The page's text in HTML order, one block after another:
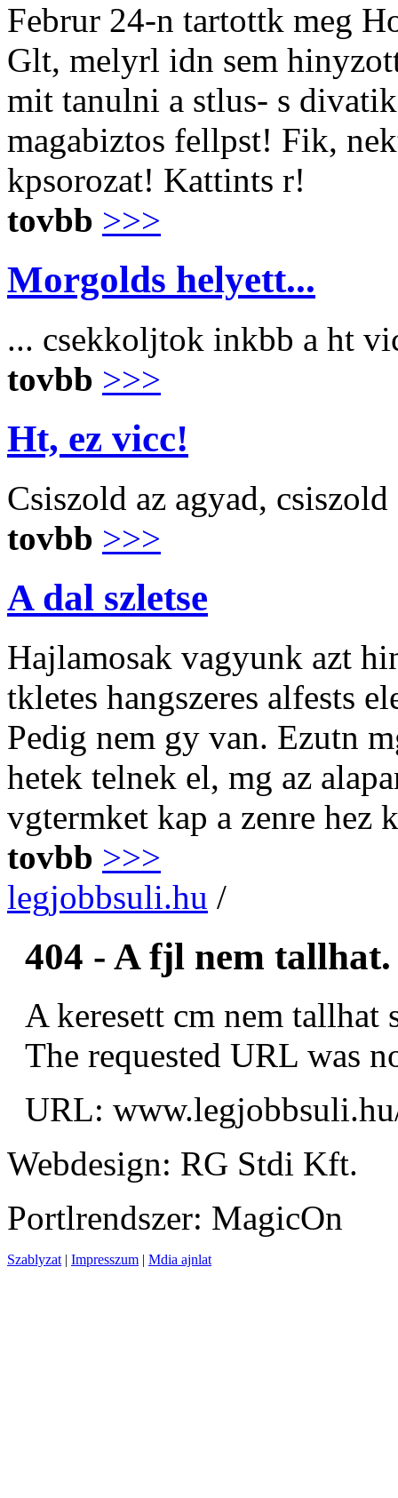
Februr 24-n tartottk meg
Glt, melyrl idn sem
mit tanulni a stlus- s
magabiztos fellpst! Fik,
kpsorozat! Kattints r!
tovbb >>>
Morgolds helyett...
... csekkoljtok inkbb a ht
tovbb >>>
Ht, ez vicc!
Csiszold az agyad,
tovbb >>>
A dal szletse
Hajlamosak vagyunk azt
tkletes hangszeres alfests
Pedig nem gy van. Ezutn
hetek telnek el, mg az
vgtermket kap a zenre hez
tovbb >>>
legjobbsuli.hu /
404 - A fjl nem tallhat.
A keresett cm nem tallhat
The requested URL was
URL:
Webdesign: RG Stdi Kft.
Portlrendszer: MagicOn
Szablyzat| Impresszum | Mdia ajnlat